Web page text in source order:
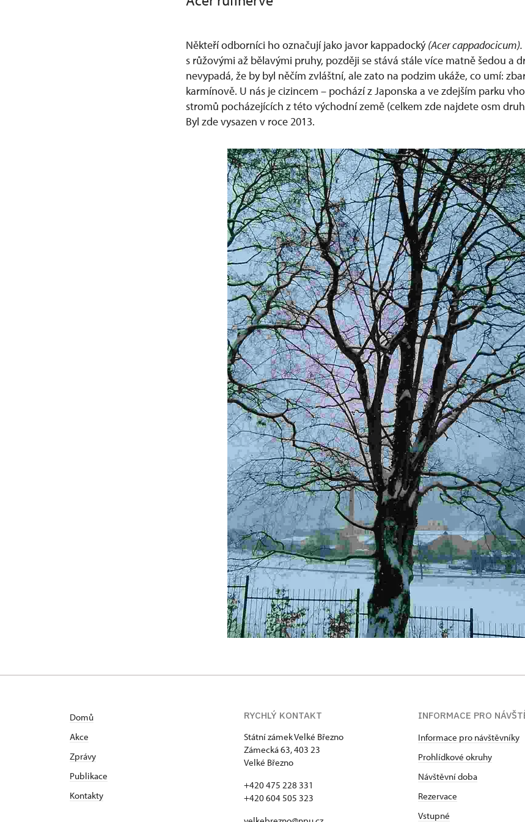
Někteří odborníci ho označují jako javor kappadocký(Acer cappadocicum).
s růžovými až bělavými pruhy, později se stává stále více matně šedou a
nevypadá, že by byl něčím zvláštní, ale zato na podzim ukáže, co umí:
karmínově. U nás je cizincem – pochází z Japonska a ve zdejším parku
stromů pocházejících z této východní země (celkem zde najdete osm
Byl zde vysazen v roce 2013.
Domů
Akce
Zprávy
Publikace
Kontakty
RYCHLÝ KONTAKT
Státní zámek Velké Březno
Zámecká 63, 403 23
Velké Březno
+420 475 228 331
+420 604 505 323
INFORMACE PRO
Informace pro návštěvníky
Prohlídkové okruhy
Návštěvní doba
Rezervace
Vstupné